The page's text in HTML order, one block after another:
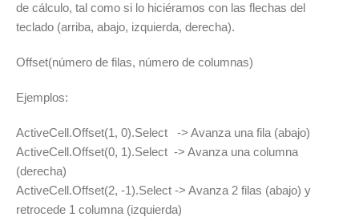
de cálculo, tal como si lo hiciéramos con las flechas del
teclado (arriba, abajo, izquierda, derecha).
Offset(número de filas, número de columnas)
Ejemplos:
ActiveCell.Offset(1, 0).Select -> Avanza una fila (abajo)
ActiveCell.Offset(0, 1).Select -> Avanza una columna
(derecha)
ActiveCell.Offset(2, -1).Select -> Avanza 2 filas (abajo) y
retrocede 1 columna (izquierda)